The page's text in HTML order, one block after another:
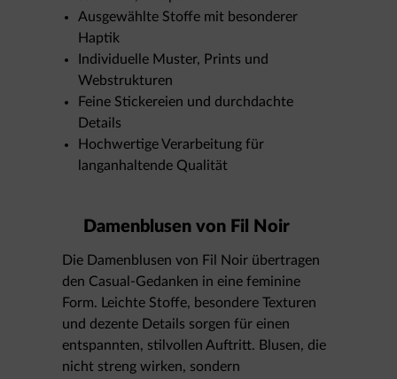
Ausgewählte Stoffe mit besonderer
Haptik
Individuelle Muster, Prints und
Webstrukturen
Feine Stickereien und durchdachte
Details
Hochwertige Verarbeitung für
langanhaltende Qualität
Damenblusen von Fil Noir
Die Damenblusen von Fil Noir übertragen
den Casual-Gedanken in eine feminine
Form. Leichte Stoffe, besondere Texturen
und dezente Details sorgen für einen
entspannten, stilvollen Auftritt. Blusen, die
nicht streng wirken, sondern